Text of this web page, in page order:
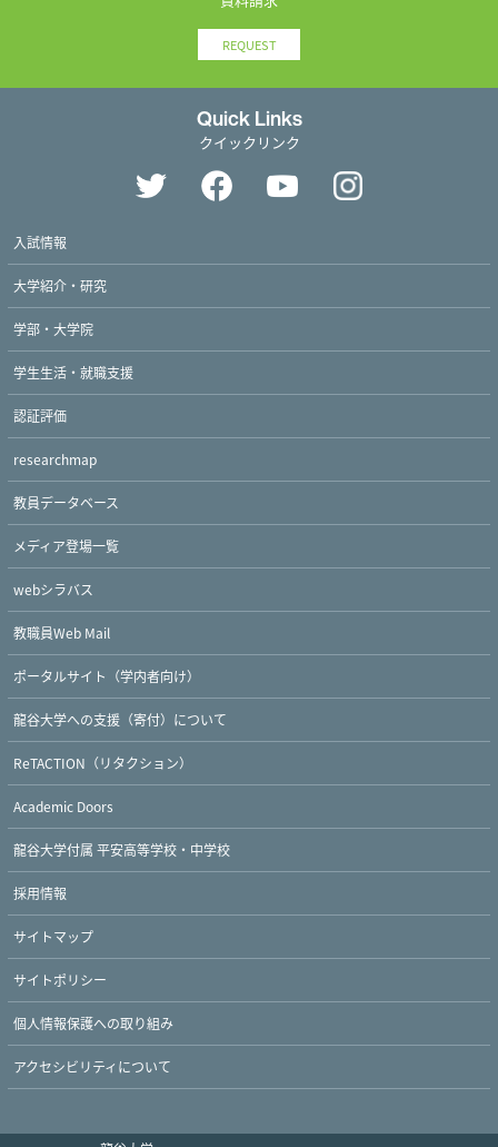
REQUEST
Quick Links
クイックリンク
入試情報
大学紹介・研究
学部・大学院
学生生活・就職支援
認証評価
researchmap
教員データベース
メディア登場一覧
webシラバス
教職員Web Mail
ポータルサイト（学内者向け）
龍谷大学への支援（寄付）について
ReTACTION（リタクション）
Academic Doors
龍谷大学付属 平安高等学校・中学校
採用情報
サイトマップ
サイトポリシー
個人情報保護への取り組み
アクセシビリティについて